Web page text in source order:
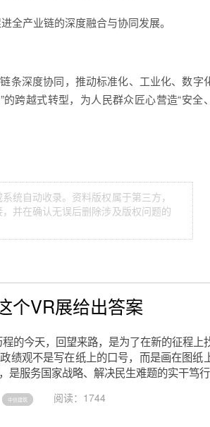
全产业链的深度融合与协同发展。
条深度协同，推动标准化、工业化、数字
的跨越式转型，为人民群众匠心营造“安全
统自动收录。资料版权属于第三方，
并在确认无误后删除涉及版权问题的
个VR展给出答案
的今天，回望来路，是为了在新的征程上
绩观不是写在纸上的口号，而是画在图纸
服务国家战略、解决民生难题的实干笃行
中信建筑 阅读：1744